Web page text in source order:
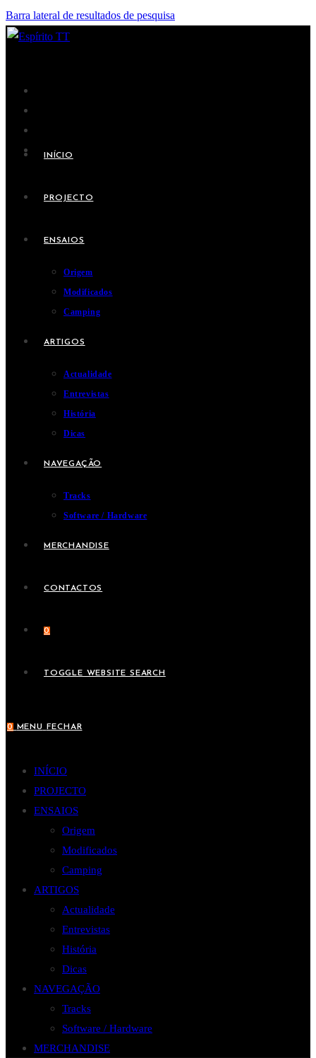
Barra lateral de resultados de pesquisa
INÍCIO
PROJECTO
ENSAIOS
Origem
Modificados
Camping
ARTIGOS
Actualidade
Entrevistas
História
Dicas
NAVEGAÇÃO
Tracks
Software / Hardware
MERCHANDISE
CONTACTOS
0
TOGGLE WEBSITE SEARCH
0 MENU FECHAR
INÍCIO
PROJECTO
ENSAIOS
Origem
Modificados
Camping
ARTIGOS
Actualidade
Entrevistas
História
Dicas
NAVEGAÇÃO
Tracks
Software / Hardware
MERCHANDISE